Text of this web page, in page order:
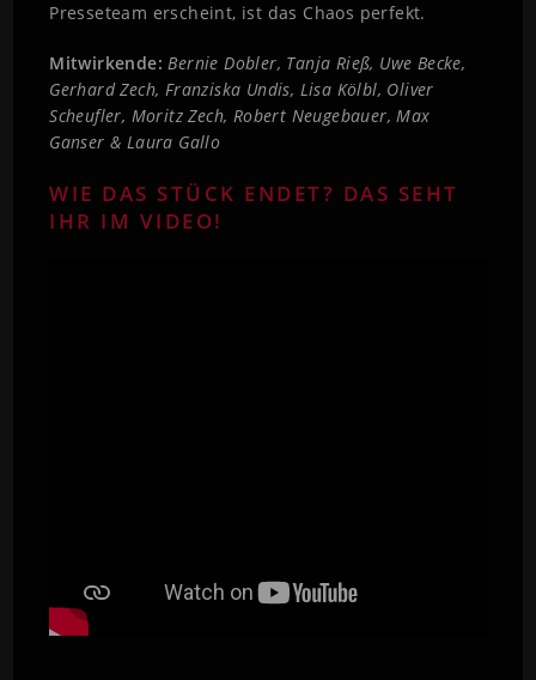
Presseteam erscheint, ist das Chaos perfekt.
Mitwirkende: Bernie Dobler, Tanja Rieß, Uwe Becke,
Gerhard Zech, Franziska Undis, Lisa Kölbl, Oliver
Scheufler, Moritz Zech, Robert Neugebauer, Max
Ganser & Laura Gallo
WIE DAS STÜCK ENDET? DAS SEHT
IHR IM VIDEO!